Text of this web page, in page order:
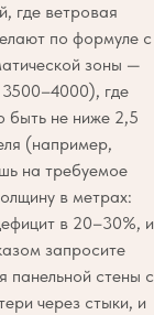
где ветровая
по формуле с
зоны —
где
быть не ниже 2,5
(например,
на требуемое
в метрах:
в 20–30%, и
запросите
панельной стены с
через стыки, и